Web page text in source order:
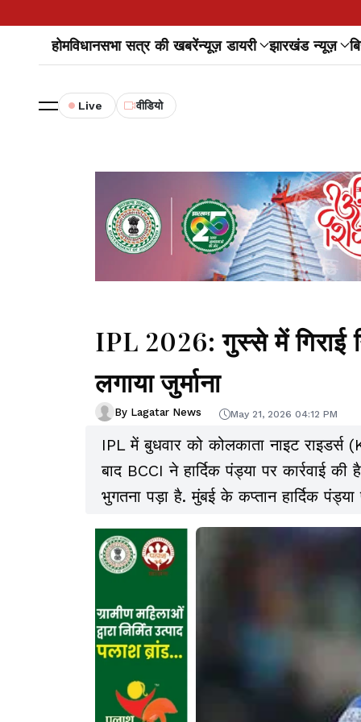
होमविधानसभा सत्र की खबरेंन्यूज़ डायरी झारखंड न्यूज़
Live वीडियो
IPL 2026: गुस्से में गिराई
लगाया जुर्माना
By Lagatar News May 21, 2026 04:12 PM
IPL में बुधवार को कोलकाता नाइट
बाद BCCI ने हार्दिक पंड्या पर कार्रवाई
भुगतना पड़ा है. मुंबई के कप्तान हार्दिक पंड्या